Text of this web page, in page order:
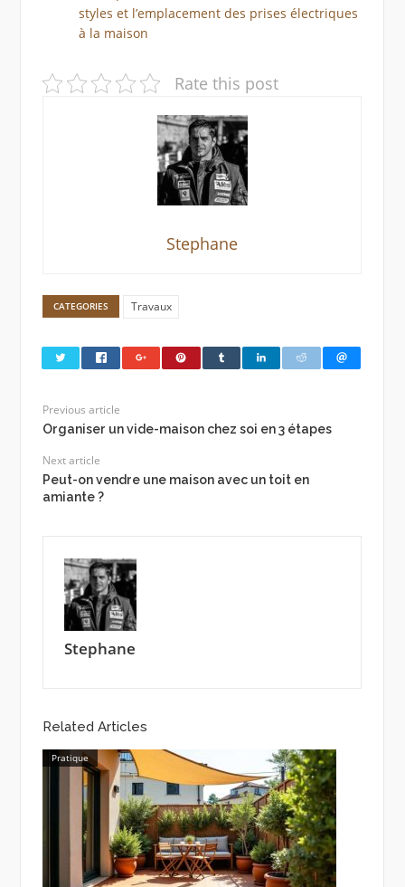
styles et l’emplacement des prises électriques
à la maison
Rate this post
Stephane
CATEGORIES Travaux
Previous article
Organiser un vide-maison chez soi en 3 étapes
Next article
Peut-on vendre une maison avec un toit en
amiante ?
Stephane
Related Articles
Pratique